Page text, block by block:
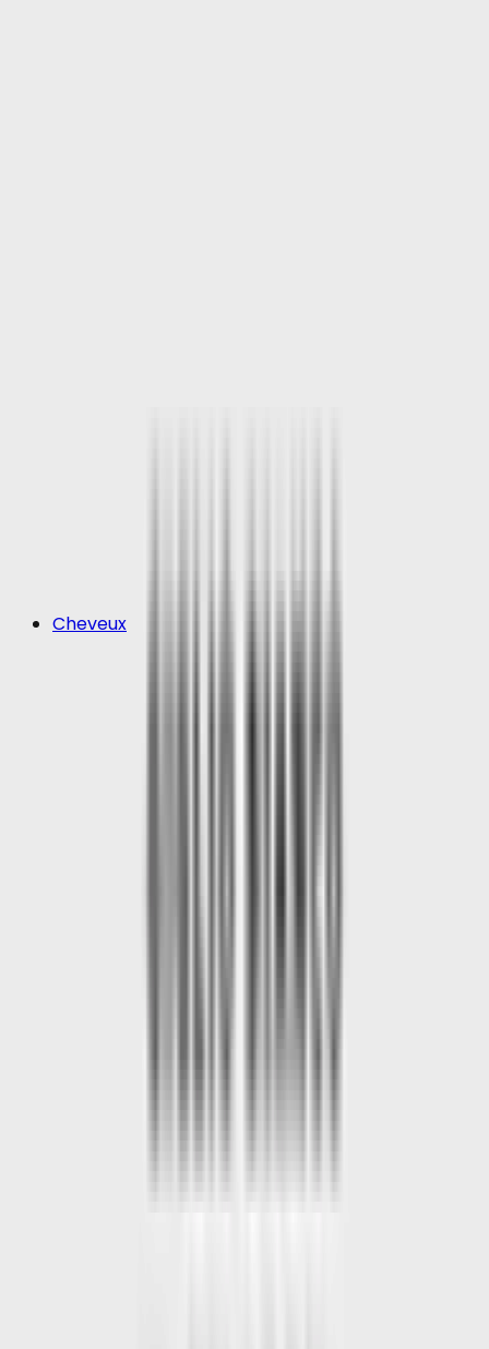
Cheveux